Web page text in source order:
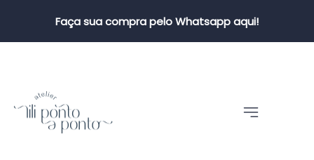
Faça sua compra pelo Whatsapp aqui!